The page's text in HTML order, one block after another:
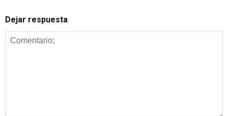
Dejar respuesta